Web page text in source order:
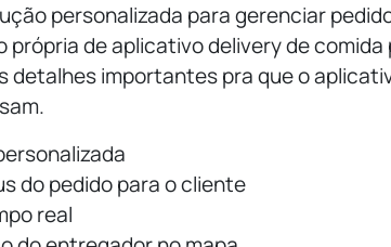
personalizada para gerenciar
de aplicativo delivery de
detalhes importantes pra que o
do pedido para o cliente
real